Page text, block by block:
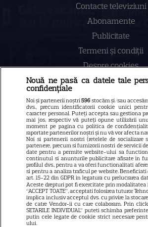
Contacte televiziuni
Abonamente
Publicitate
Termeni și condiții
Despre cookies
Politica de
NUMĂRUL
ABONEAZA-
Libertatea
Nouă ne pasă ca datele tale
confidențiale
Noi și partenerii noștri596 stocăm și/sau
dvs., precum identificatorii cookie unici
caracter personal. Puteți accepta sau gestiona
mai jos, respectiv vă puteți opune utilizării
moment pe pagina cu politica de
raportate partenerilor noștri și nu vă vor afecta
Noi si partenerii nostri (retelele de socializare
partenere, precum si furnizorii nostri de servicii
date pentru a permite website-ului sa
continutul si anunturile publicitare afisate in
profilul dvs., pentru a va oferi functionalitati
si pentru a analiza traficul pe website.
art. 15-22 din GDPR in legatura cu prelucrarea
Aceste drepturi pot fi exercitate prin
“ACCEPT TOATE”, acceptati folosirea tuturor
implica inclusiv acceptul dvs. cu privire la
de catre Vendor-ii cu care colaboram. Prin click
SETARILE INDIVIDUAL” puteti schimba
putin cele legate de cookie strict necesare
ului.